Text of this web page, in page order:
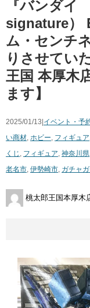
『バンダイ
signature）
ム・センチ
りさせてい
王国 本厚木
ます】
2025/01/13| イベント・予
い商材, ホビー, フィギュア
くじ , フィギュア, 神奈川県
老名市, 伊勢崎市, ガチャ
桃太郎王国本厚木